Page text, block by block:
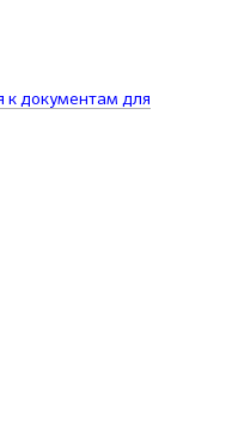
к документам для